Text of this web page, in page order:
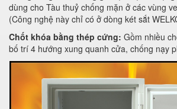
dùng cho Tàu thuỷ chống mặn ở các vùng
(Công nghệ này chỉ có ở dòng két sắt
Chốt khóa bằng thép cứng: Gồm nhiều
bố trí 4 hướng xung quanh cửa, chống nạy